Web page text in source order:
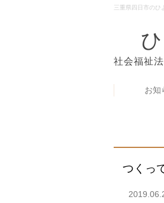
三重県四日市のひ
社会福祉
お知
つくっ